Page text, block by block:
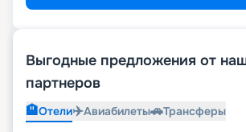
Выгодные предложения от
партнеров
🏨Отели✈️Авиабилеты🚗Трансферы